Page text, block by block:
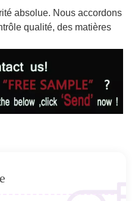
absolue. Nous accordons
qualité, des matières